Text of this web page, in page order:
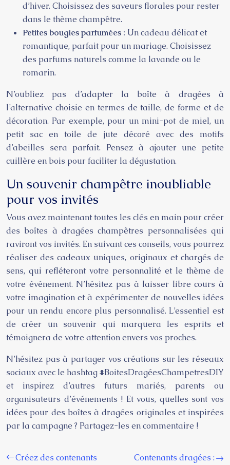
d’hiver. Choisissez des saveurs florales pour rester
dans le thème champêtre.
Petites bougies parfumées : Un cadeau délicat et
romantique, parfait pour un mariage. Choisissez
des parfums naturels comme la lavande ou le
romarin.
N’oubliez pas d’adapter la boîte à dragées à
l’alternative choisie en termes de taille, de forme et de
décoration. Par exemple, pour un mini-pot de miel, un
petit sac en toile de jute décoré avec des motifs
d’abeilles sera parfait. Pensez à ajouter une petite
cuillère en bois pour faciliter la dégustation.
Un souvenir champêtre inoubliable
pour vos invités
Vous avez maintenant toutes les clés en main pour créer
des boîtes à dragées champêtres personnalisées qui
raviront vos invités. En suivant ces conseils, vous pourrez
réaliser des cadeaux uniques, originaux et chargés de
sens, qui refléteront votre personnalité et le thème de
votre événement. N’hésitez pas à laisser libre cours à
votre imagination et à expérimenter de nouvelles idées
pour un rendu encore plus personnalisé. L’essentiel est
de créer un souvenir qui marquera les esprits et
témoignera de votre attention envers vos proches.
N’hésitez pas à partager vos créations sur les réseaux
sociaux avec le hashtag #BoitesDragéesChampetresDIY
et inspirez d’autres futurs mariés, parents ou
organisateurs d’événements ! Et vous, quelles sont vos
idées pour des boîtes à dragées originales et inspirées
par la campagne ? Partagez-les en commentaire !
Créez des contenants
Contenants dragées :